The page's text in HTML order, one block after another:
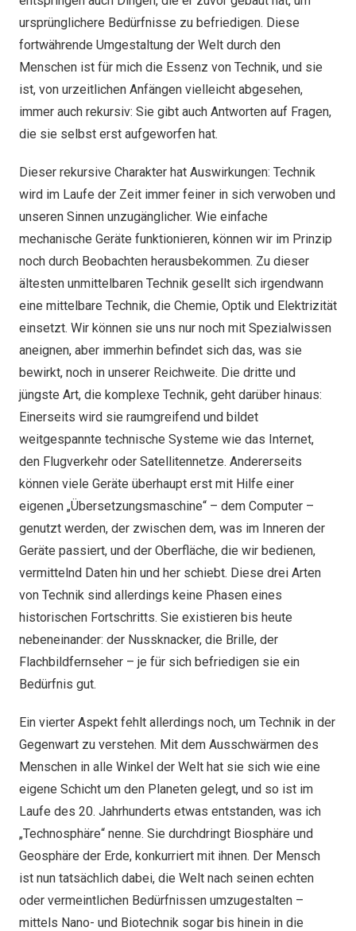
ursprünglichere Bedürfnisse zu befriedigen. Diese
fortwährende Umgestaltung der Welt durch den
Menschen ist für mich die Essenz von Technik, und sie
ist, von urzeitlichen Anfängen vielleicht abgesehen,
immer auch rekursiv: Sie gibt auch Antworten auf Fragen,
die sie selbst erst aufgeworfen hat.
Dieser rekursive Charakter hat Auswirkungen: Technik
wird im Laufe der Zeit immer feiner in sich verwoben und
unseren Sinnen unzugänglicher. Wie einfache
mechanische Geräte funktionieren, können wir im Prinzip
noch durch Beobachten herausbekommen. Zu dieser
ältesten unmittelbaren Technik gesellt sich irgendwann
eine mittelbare Technik, die Chemie, Optik und Elektrizität
einsetzt. Wir können sie uns nur noch mit Spezialwissen
aneignen, aber immerhin befindet sich das, was sie
bewirkt, noch in unserer Reichweite. Die dritte und
jüngste Art, die komplexe Technik, geht darüber hinaus:
Einerseits wird sie raumgreifend und bildet
weitgespannte technische Systeme wie das Internet,
den Flugverkehr oder Satellitennetze. Andererseits
können viele Geräte überhaupt erst mit Hilfe einer
eigenen „Übersetzungsmaschine“ – dem Computer –
genutzt werden, der zwischen dem, was im Inneren der
Geräte passiert, und der Oberfläche, die wir bedienen,
vermittelnd Daten hin und her schiebt. Diese drei Arten
von Technik sind allerdings keine Phasen eines
historischen Fortschritts. Sie existieren bis heute
nebeneinander: der Nussknacker, die Brille, der
Flachbildfernseher – je für sich befriedigen sie ein
Bedürfnis gut.
Ein vierter Aspekt fehlt allerdings noch, um Technik in der
Gegenwart zu verstehen. Mit dem Ausschwärmen des
Menschen in alle Winkel der Welt hat sie sich wie eine
eigene Schicht um den Planeten gelegt, und so ist im
Laufe des 20. Jahrhunderts etwas entstanden, was ich
„Technosphäre“ nenne. Sie durchdringt Biosphäre und
Geosphäre der Erde, konkurriert mit ihnen. Der Mensch
ist nun tatsächlich dabei, die Welt nach seinen echten
oder vermeintlichen Bedürfnissen umzugestalten –
mittels Nano- und Biotechnik sogar bis hinein in die